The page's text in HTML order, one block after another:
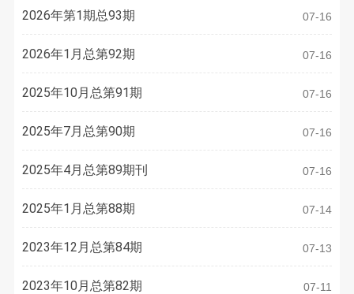
2026年第1期总93期 07-16
2026年1月总第92期 07-16
2025年10月总第91期 07-16
2025年7月总第90期 07-16
2025年4月总第89期刊 07-16
2025年1月总第88期 07-14
2023年12月总第84期 07-13
2023年10月总第82期 07-11